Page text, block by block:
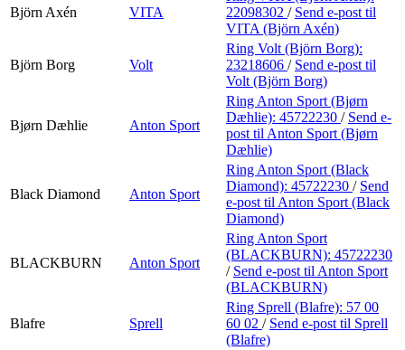
Björn Axén VITA
22098302 / Send e-post til
VITA (Björn Axén)
Björn Borg Volt
Ring Volt (Björn Borg):
23218606 / Send e-post til
Volt (Björn Borg)
Bjørn Dæhlie Anton Sport
Ring Anton Sport (Bjørn
Dæhlie): 45722230 / Send e-
post til Anton Sport (Bjørn
Dæhlie)
Black Diamond Anton Sport
Ring Anton Sport (Black
Diamond): 45722230 / Send
e-post til Anton Sport (Black
Diamond)
BLACKBURN Anton Sport
Ring Anton Sport
(BLACKBURN): 45722230
/ Send e-post til Anton Sport
(BLACKBURN)
Blafre Sprell
Ring Sprell (Blafre): 57 00
60 02 / Send e-post til Sprell
(Blafre)